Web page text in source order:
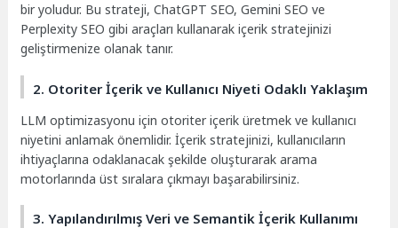
bir yoludur. Bu strateji, ChatGPT SEO, Gemini SEO ve
Perplexity SEO gibi araçları kullanarak içerik stratejinizi
geliştirmenize olanak tanır.
2. Otoriter İçerik ve Kullanıcı Niyeti Odaklı Yaklaşım
LLM optimizasyonu için otoriter içerik üretmek ve kullanıcı
niyetini anlamak önemlidir. İçerik stratejinizi, kullanıcıların
ihtiyaçlarına odaklanacak şekilde oluşturarak arama
motorlarında üst sıralara çıkmayı başarabilirsiniz.
3. Yapılandırılmış Veri ve Semantik İçerik Kullanımı